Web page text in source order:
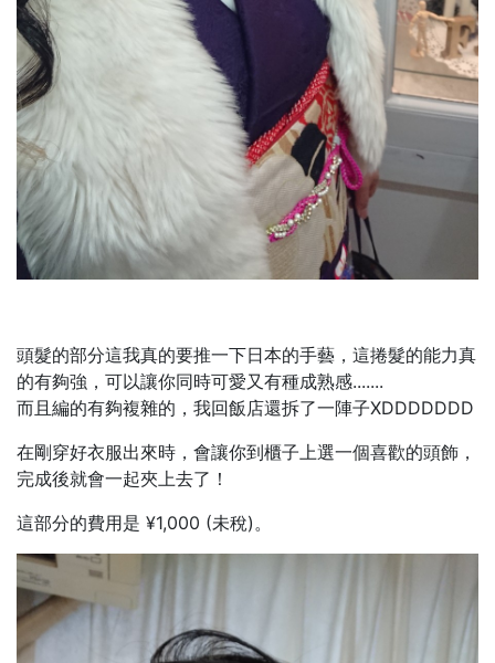
頭髮的部分這我真的要推一下日本的手藝，這捲髮的能力真
的有夠強，可以讓你同時可愛又有種成熟感.......
而且編的有夠複雜的，我回飯店還拆了一陣子XDDDDDDD
在剛穿好衣服出來時，會讓你到櫃子上選一個喜歡的頭飾，
完成後就會一起夾上去了！
這部分的費用是 ¥1,000 (未稅)。